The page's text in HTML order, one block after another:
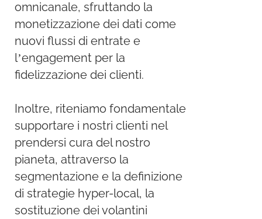
omnicanale, sfruttando la
monetizzazione dei dati come
nuovi flussi di entrate e
l’engagement per la
fidelizzazione dei clienti.
Inoltre, riteniamo fondamentale
supportare i nostri clienti nel
prendersi cura del nostro
pianeta, attraverso la
segmentazione e la definizione
di strategie hyper-local, la
sostituzione dei volantini